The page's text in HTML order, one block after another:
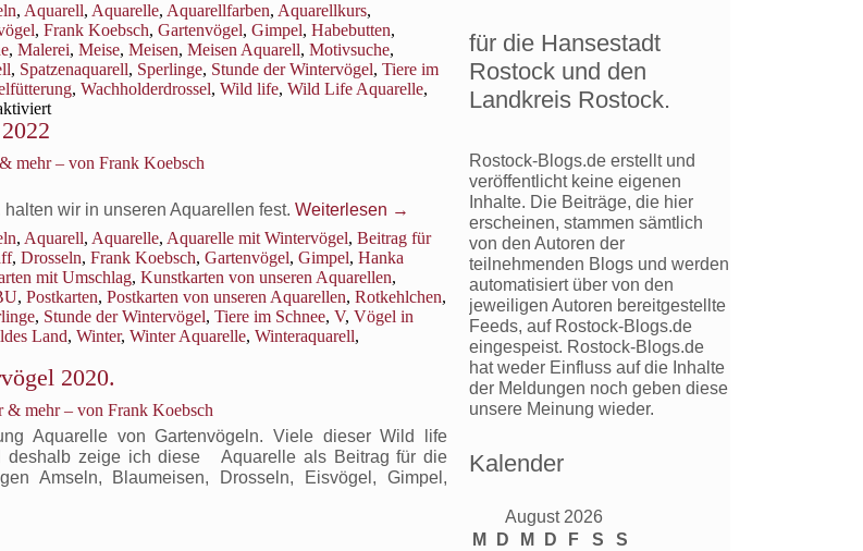
, Aquarell, Aquarelle, Aquarellfarben, Aquarellkurs,
, Frank Koebsch, Gartenvögel, Gimpel, Habebutten,
, Malerei, Meise, Meisen, Meisen Aquarell, Motivsuche,
, Spatzenaquarell, Sperlinge, Stunde der Wintervögel, Tiere im
, Wachholderdrossel, Wild life, Wild Life Aquarelle,
für
„Eine
hat
verschneiten
Hagebutten
entdeckt“
mehr – von Frank Koebsch
wir in unseren Aquarellen fest. Weiterlesen →
, Aquarell, Aquarelle, Aquarelle mit Wintervögel, Beitrag für
, Drosseln, Frank Koebsch, Gartenvögel, Gimpel, Hanka
mit Umschlag, Kunstkarten von unseren Aquarellen,
, Postkarten, Postkarten von unseren Aquarellen, Rotkehlchen,
, Stunde der Wintervögel, Tiere im Schnee, V, Vögel in
Land, Winter, Winter Aquarelle, Winteraquarell,
2020.
mehr – von Frank Koebsch
Aquarelle von Gartenvögeln. Viele dieser Wild life
deshalb zeige ich diese Aquarelle als Beitrag für die
Amseln, Blaumeisen, Drosseln, Eisvögel, Gimpel,
für die Hansestadt
Rostock und den
Landkreis Rostock.
Rostock-Blogs.de erstellt und
veröffentlicht keine eigenen
Inhalte. Die Beiträge, die hier
erscheinen, stammen sämtlich
von den Autoren der
teilnehmenden Blogs und werden
automatisiert über von den
jeweiligen Autoren bereitgestellte
Feeds, auf Rostock-Blogs.de
eingespeist. Rostock-Blogs.de
hat weder Einfluss auf die Inhalte
der Meldungen noch geben diese
unsere Meinung wieder.
Kalender
August 2026
M
D M D F S
S